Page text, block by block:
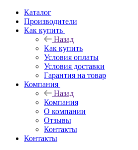
Каталог
Производители
Как купить
Назад
Как купить
Условия оплаты
Условия доставки
Гарантия на товар
Компания
Назад
Компания
О компании
Отзывы
Контакты
Контакты